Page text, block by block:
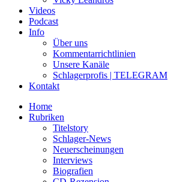
Videos
Podcast
Info
Über uns
Kommentarrichtlinien
Unsere Kanäle
Schlagerprofis | TELEGRAM
Kontakt
Home
Rubriken
Titelstory
Schlager-News
Neuerscheinungen
Interviews
Biografien